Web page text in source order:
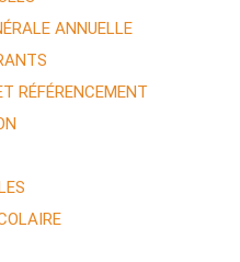
ANNUELLE
RÉFÉRENCEMENT